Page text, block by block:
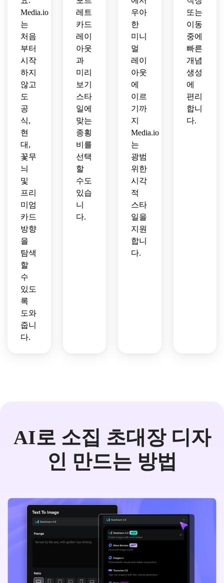
Media.io
는
처음
부터
시작
하지
않고
도
공
식,
현
대,
꽃무
늬
및
프리
미엄
카드
방향
을
탐색
할
수
있도
록
도와
줍니
다.
레트
카드
레이
아웃
과
미리
보기
스타
일에
맞는
종횡
비를
선택
할
수도
있습
니
다.
우아
한
미니
멀
레이
아웃
에
이르
기까
지
Media.io
는
광범
위한
시각
적
스타
일을
지원
합니
다.
또는
이동
중에
빠른
개념
생성
에
편리
합니
다.
AI로 소집 초대장 디자
인 만드는 방법